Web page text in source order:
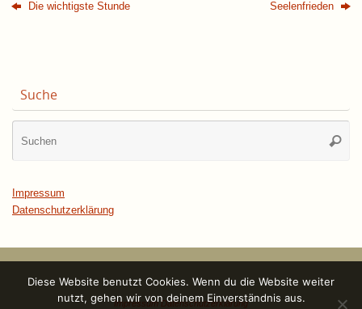
Die wichtigste Stunde Seelenfrieden
Suche
Impressum
Datenschutzerklärung
Impressum Datenschutzerklärung
Diese Website benutzt Cookies. Wenn du die Website weiter
nutzt, gehen wir von deinem Einverständnis aus.